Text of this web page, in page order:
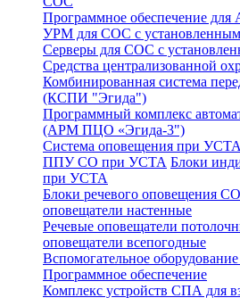
Программное обеспечение
УРМ для СОС с
Серверы для СОС с
Средства централизованной
Комбинированная система
(КСПИ "Эгида")
Программный комплекс
(АРМ ПЦО «Эгида-3")
Система оповещения при
ППУ СО при УСТА Блоки
при УСТА
Блоки речевого оповещения
оповещатели настенные
Речевые оповещатели
оповещатели всепогодные
Вспомогательное
Программное обеспечение
Комплекс устройств СПА для